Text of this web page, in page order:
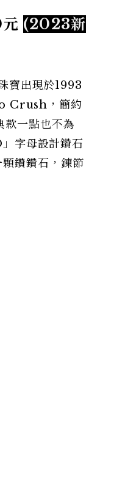
(2023新
寶出現於1993
Crush，簡約
款一點也不為
字母設計鑽石
鑽鑽石，鍊節